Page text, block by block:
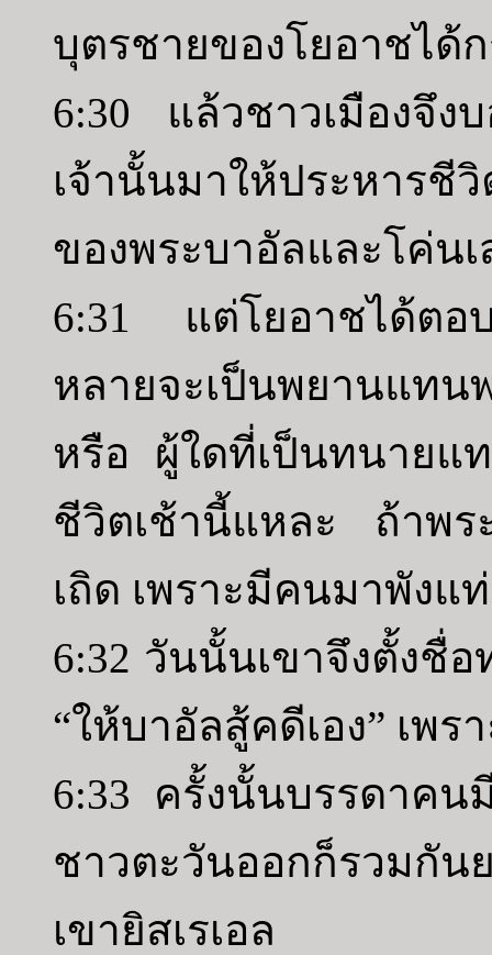
บุตรชายของโยอาชได้
6:30 แล้วชาวเมืองจึง
เจ้านั้นมาให้ประหาร
ของพระบาอัลและโค่น
6:31 แต่โยอาชได้ต
หลายจะเป็นพยานแท
หรือ ผู้ใดที่เป็นทนายแ
ชีวิตเช้านี้แหละ ถ้าพร
เถิด เพราะมีคนมาพังแ
6:32 วันนั้นเขาจึงตั้งชื่
“ให้บาอัลสู้คดีเอง” เพ
6:33 ครั้งนั้นบรรดาคน
ชาวตะวันออกก็รวมกัน
เขายิสเรเอล